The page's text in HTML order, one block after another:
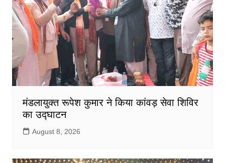
मंडलायुक्त रूपेश कुमार ने किया कांवड़ सेवा शिविर
का उद्घाटन
August 8, 2026